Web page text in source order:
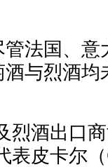
管法国、
酒与烈酒
烈酒出口
表皮卡尔